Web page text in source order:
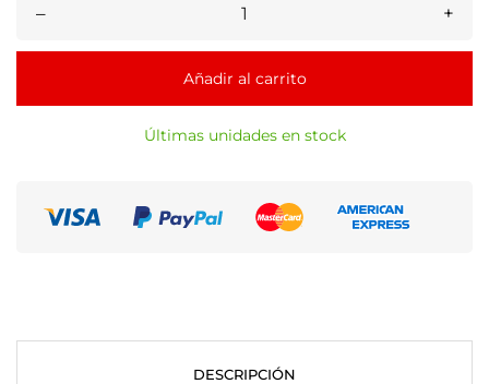
– +
Añadir al carrito
Últimas unidades en stock
DESCRIPCIÓN